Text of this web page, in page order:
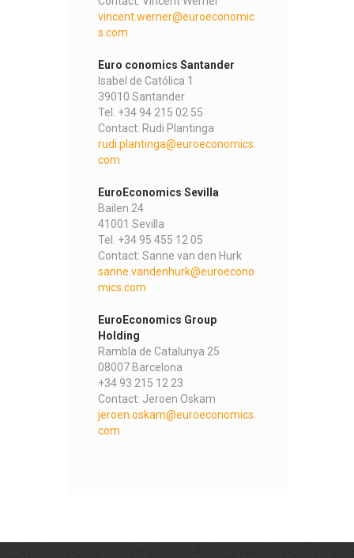
vincent.werner@euroeconomic
s.com
Euro conomics Santander
Isabel de Católica 1
39010 Santander
Tel. +34 94 215 02 55
Contact: Rudi Plantinga
rudi.plantinga@euroeconomics.
com
EuroEconomics Sevilla
Bailen 24
41001 Sevilla
Tel. +34 95 455 12 05
Contact: Sanne van den Hurk
sanne.vandenhurk@euroecono
mics.com
EuroEconomics Group
Holding
Rambla de Catalunya 25
08007 Barcelona
+34 93 215 12 23
Contact: Jeroen Oskam
jeroen.oskam@euroeconomics.
com